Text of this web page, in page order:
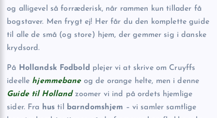
og alligevel så forræderisk, når rammen kun tillader få
bogstaver. Men frygt ej! Her får du den komplette guide
til alle de små (og store) hjem, der gemmer sig i danske
krydsord.
På Hollandsk Fodbold plejer vi at skrive om Cruyffs
ideelle hjemmebaneog de orange helte, men i denne
Guide til Hollandzoomer vi ind på ordets hjemlige
sider. Fra hus til barndomshjem – vi samler samtlige